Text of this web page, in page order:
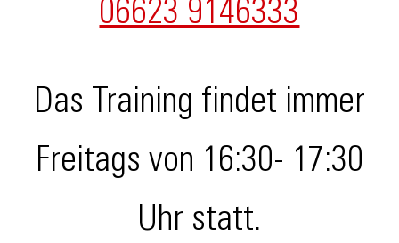
06623 9146333
Das Training findet immer
Freitags von 16:30- 17:30
Uhr statt.